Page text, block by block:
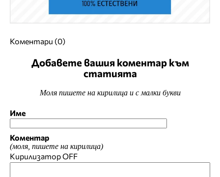
Коментари (0)
Добавете вашия коментар към
статията
Моля пишете на кирилица и с малки букви
Име
Коментар
(моля, пишете на кирилица)
КирилизаторOFF